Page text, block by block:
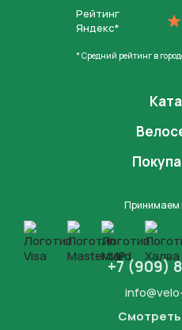
Рейтинг
Яндекс*
* Средний рейтинг в
Принимаем
+7 (909)
Смотреть